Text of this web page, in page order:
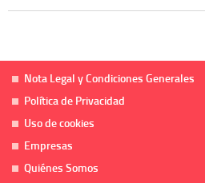
Nota Legal y Condiciones Generales
Política de Privacidad
Uso de cookies
Empresas
Quiénes Somos